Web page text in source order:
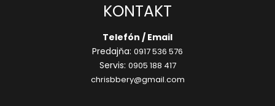
KONTAKT
Telefón / Email
Predajňa: 0917 536 576
Servis: 0905 188 417
chrisbbery@gmail.com